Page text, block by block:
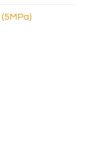
€6.20